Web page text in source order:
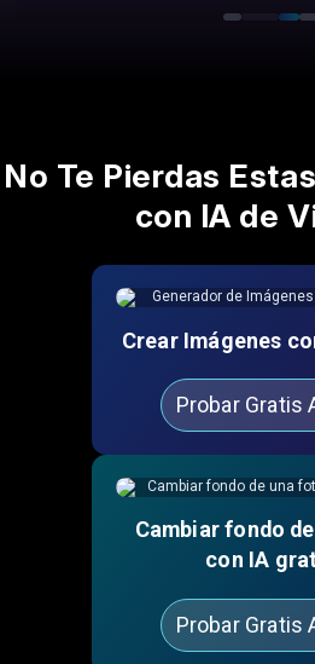
No Te Pierdas
con IA de
Crear Imágenes
Probar Gratis
Cambiar fondo
con IA
Probar Gratis